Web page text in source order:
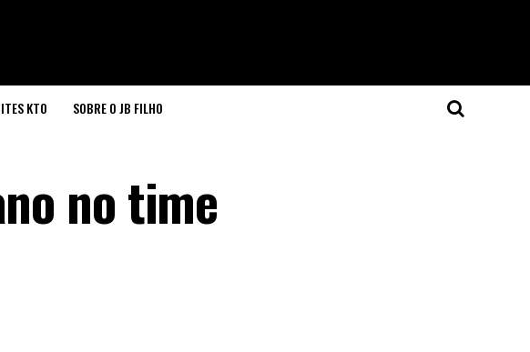
KTO SOBRE O JB FILHO
no time